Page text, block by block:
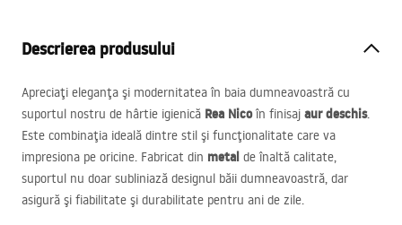
Descrierea produsului
Apreciaţi eleganţa şi modernitatea în baia dumneavoastră cu
suportul nostru de hârtie igienică Rea Nicoîn finisaj aur deschis.
Este combinaţia ideală dintre stil şi funcţionalitate care va
impresiona pe oricine. Fabricat din metal de înaltă calitate,
suportul nu doar subliniază designul băii dumneavoastră, dar
asigură şi fiabilitate şi durabilitate pentru ani de zile.